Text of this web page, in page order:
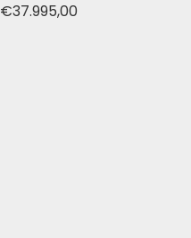
€37.995,00